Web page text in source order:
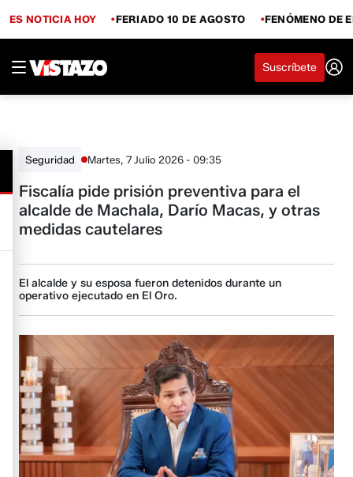
ES NOTICIA HOY FERIADO 10 DE AGOSTO FENÓMENO DE
Suscríbete
Seguridad Martes, 7 Julio 2026 - 09:35
Fiscalía pide prisión preventiva para el
alcalde de Machala, Darío Macas, y otras
medidas cautelares
El alcalde y su esposa fueron detenidos durante un
operativo ejecutado en El Oro.